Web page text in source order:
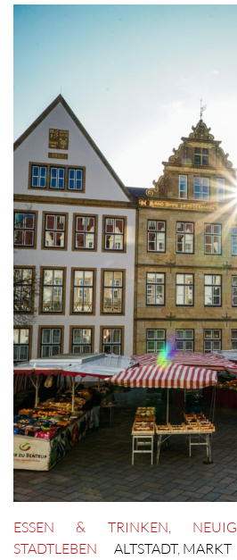
ESSEN & TRINKEN,
STADTLEBEN
ALTSTADT, MARKT